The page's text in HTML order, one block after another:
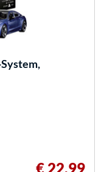
€ 22,99